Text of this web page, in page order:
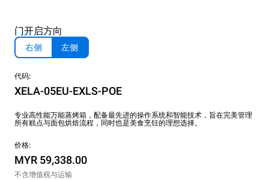
门开启方向
右侧 左侧
代码:
XELA-05EU-EXLS-POE
专业高性能万能蒸烤箱，配备最先进的操作系统和智能技术，旨在完美管理
所有糕点与面包烘焙流程，同时也是美食烹饪的理想选择。
价格:
MYR 59,338.00
不含增值税与运输